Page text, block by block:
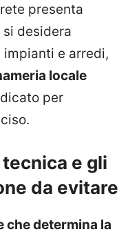
presenta
desidera
impianti e arredi,
locale
per
e gli
da evitare
che determina la